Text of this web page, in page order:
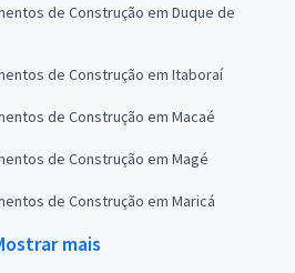
de Construção em Duque de
de Construção em Itaboraí
de Construção em Macaé
de Construção em Magé
de Construção em Maricá
mais